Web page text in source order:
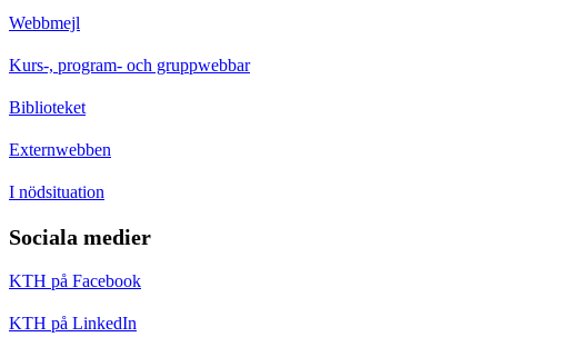
Webbmejl
Kurs-, program- och gruppwebbar
Biblioteket
Externwebben
I nödsituation
Sociala medier
KTH på Facebook
KTH på LinkedIn